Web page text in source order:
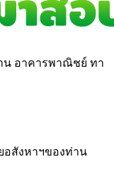
น อาคารพาณิชย์ ทา
อสังหาฯของท่าน